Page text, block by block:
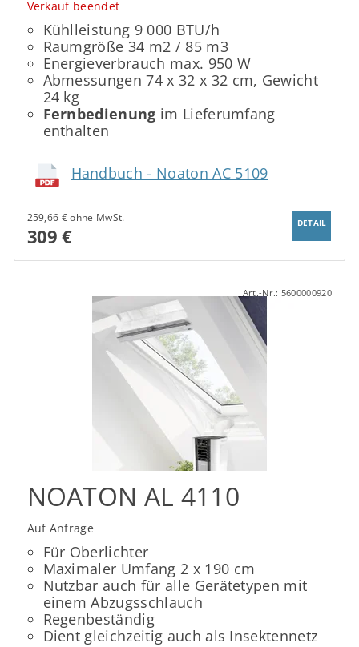
Verkauf beendet
Kühlleistung 9 000 BTU/h
Raumgröße 34 m2 / 85 m3
Energieverbrauch max. 950 W
Abmessungen 74 x 32 x 32 cm, Gewicht
24 kg
Fernbedienung im Lieferumfang
enthalten
Handbuch - Noaton AC 5109
259,66 € ohne MwSt.
309 €
DETAIL
Art.-Nr.: 5600000920
NOATON AL 4110
Auf Anfrage
Für Oberlichter
Maximaler Umfang 2 x 190 cm
Nutzbar auch für alle Gerätetypen mit
einem Abzugsschlauch
Regenbeständig
Dient gleichzeitig auch als Insektennetz